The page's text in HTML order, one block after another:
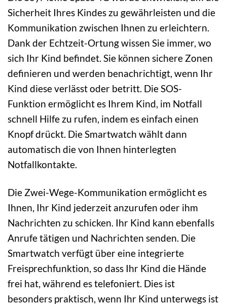
Sicherheit Ihres Kindes zu gewährleisten und die
Kommunikation zwischen Ihnen zu erleichtern.
Dank der Echtzeit-Ortung wissen Sie immer, wo
sich Ihr Kind befindet. Sie können sichere Zonen
definieren und werden benachrichtigt, wenn Ihr
Kind diese verlässt oder betritt. Die SOS-
Funktion ermöglicht es Ihrem Kind, im Notfall
schnell Hilfe zu rufen, indem es einfach einen
Knopf drückt. Die Smartwatch wählt dann
automatisch die von Ihnen hinterlegten
Notfallkontakte.
Die Zwei-Wege-Kommunikation ermöglicht es
Ihnen, Ihr Kind jederzeit anzurufen oder ihm
Nachrichten zu schicken. Ihr Kind kann ebenfalls
Anrufe tätigen und Nachrichten senden. Die
Smartwatch verfügt über eine integrierte
Freisprechfunktion, so dass Ihr Kind die Hände
frei hat, während es telefoniert. Dies ist
besonders praktisch, wenn Ihr Kind unterwegs ist